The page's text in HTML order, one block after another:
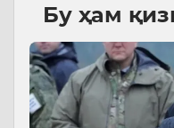
Бу ҳам